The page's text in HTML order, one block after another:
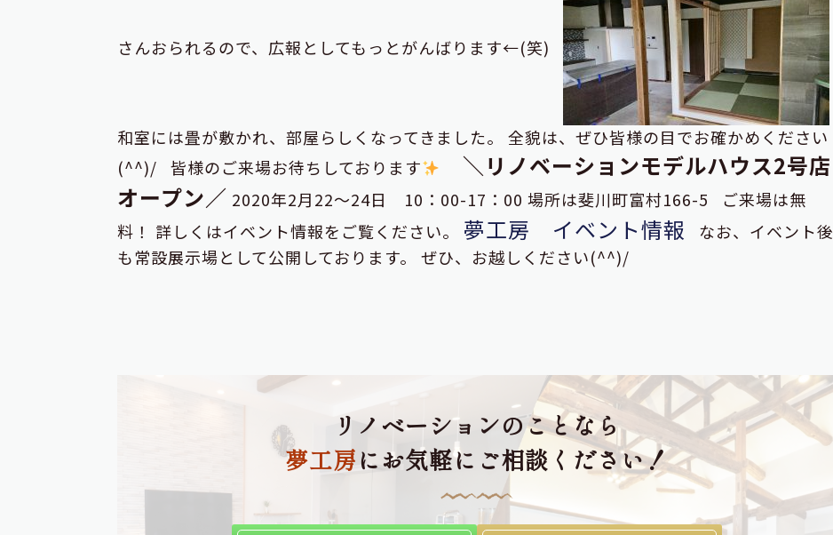
さんおられるので、広報としてもっとがんばります←(笑)
和室には畳が敷かれ、部屋らしくなってきました。 全貌は、ぜひ皆様の目でお確かめください
(^^)/ 皆様のご来場お待ちしております
＼リノベーションモデルハウス2号店
オープン／ 2020年2月22～24日 10：00-17：00 場所は斐川町富村166-5 ご来場は無
料！ 詳しくはイベント情報をご覧ください。 夢工房 イベント情報 なお、イベント後
も常設展示場として公開しております。 ぜひ、お越しください(^^)/
リノベーションのことなら
夢工房にお気軽にご相談ください！